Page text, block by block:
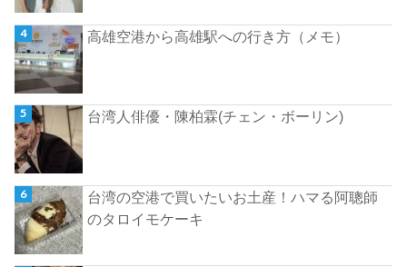
高雄空港から高雄駅への行き方（メモ）
台湾人俳優・陳柏霖(チェン・ボーリン)
台湾の空港で買いたいお土産！ハマる阿聰師
のタロイモケーキ